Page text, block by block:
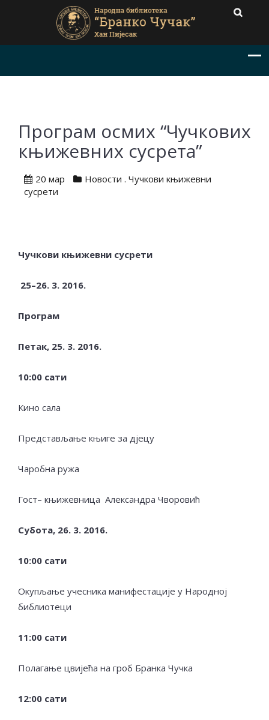
Програм осмих “Чучкових
књижевних сусрета”
20 мар Новости . Чучкови књижевни
сусрети
Чучкови књижевни сусрети
25–26. 3. 2016.
Програм
Петак, 25. 3. 2016.
10:00 сати
Кино сала
Представљање књиге за дјецу
Чаробна ружа
Гост– књижевница Александра Чворовић
Субота, 26. 3. 2016.
10:00 сати
Окупљање учесника манифестације у Народној
библиотеци
11:00 сати
Полагање цвијећа на гроб Бранка Чучка
12:00 сати